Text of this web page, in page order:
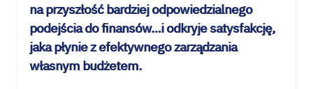
na przyszłość bardziej odpowiedzialnego
podejścia do finansów…i odkryje satysfakcję,
jaka płynie z efektywnego zarządzania
własnym budżetem.